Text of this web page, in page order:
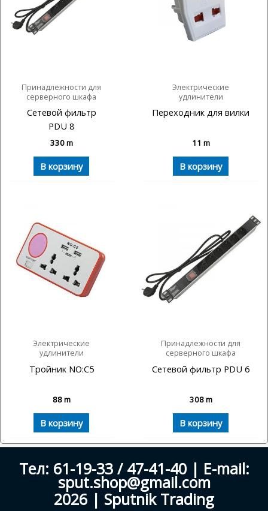
Принадлежности для
серверного шкафа
Сетевой фильтр
PDU 8
330m
В корзину
Электрические
удлинители
Переходник для вилки
11 m
В корзину
Электрические
удлинители
Тройник NO:C5
88m
В корзину
Принадлежности для
серверного шкафа
Сетевой фильтр PDU 6
308m
В корзину
Тел: 61-19-33 / 47-41-40 | E-mail:
sput.shop@gmail.com
2026 | Sputnik Trading